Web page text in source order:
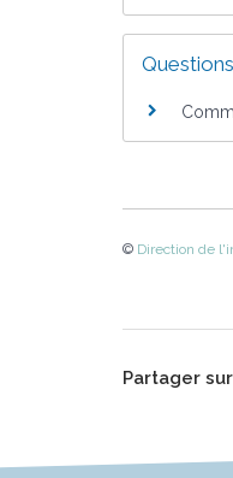
© Direction de
Partager